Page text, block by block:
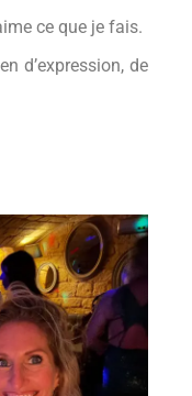
ce que je fais.
d’expression, de